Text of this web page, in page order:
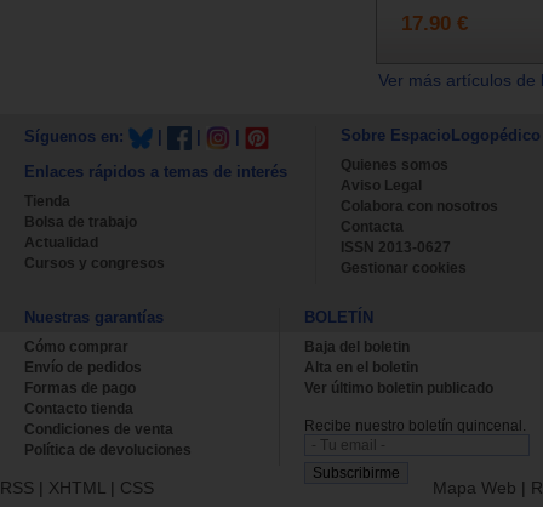
17.90 €
Ver más artículos
Síguenos en:
Enlaces rápidos a temas de interés
Tienda
Bolsa de trabajo
Actualidad
Cursos y congresos
Sobre EspacioLogopédico
Quienes somos
Aviso Legal
Colabora con nosotros
Contacta
ISSN 2013-0627
Gestionar cookies
Nuestras garantías
Cómo comprar
Envío de pedidos
Formas de pago
Contacto tienda
Condiciones de venta
Política de devoluciones
BOLETÍN
Baja del boletin
Alta en el boletin
Ver último boletin publicado
Recibe nuestro boletín quincenal.
RSS | XHTML | CSS Mapa Web |